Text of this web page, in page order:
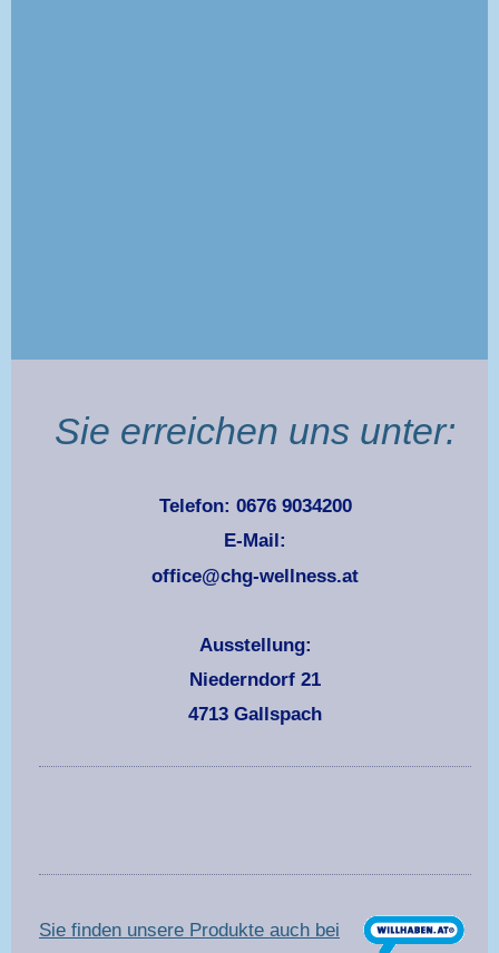
Sie erreichen uns unter:
Telefon: 0676 9034200
E-Mail:
office@chg-wellness.at
Ausstellung:
Niederndorf 21
4713 Gallspach
Sie finden unsere Produkte auch bei